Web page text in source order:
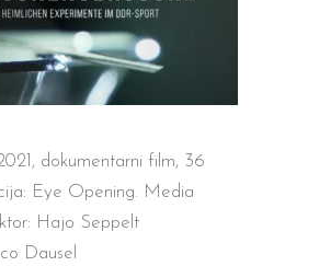
, dokumentarni film, 36
Eye Opening. Media
Hajo Seppelt
Dausel